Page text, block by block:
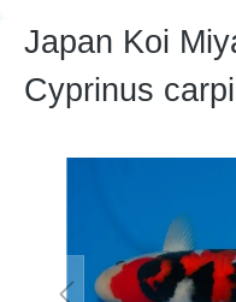
Japan Koi
Cyprinus